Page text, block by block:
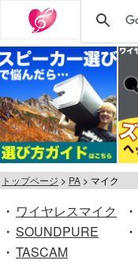
トップページ PA マイク
・ ワイヤレスマイク ・
・ SOUNDPURE ・
・ TASCAM